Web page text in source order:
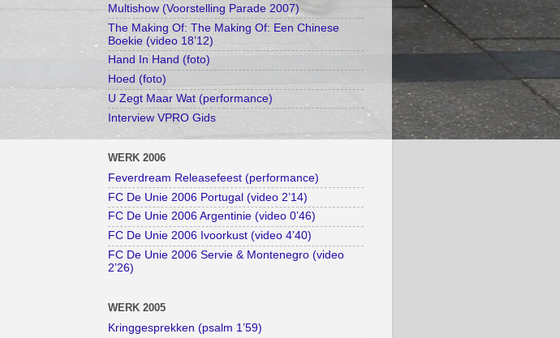
Multishow (Voorstelling Parade 2007)
The Making Of: The Making Of: Een Chinese
Boekie (video 18’12)
Hand In Hand (foto)
Hoed (foto)
U Zegt Maar Wat (performance)
Interview VPRO Gids
WERK 2006
Feverdream Releasefeest (performance)
FC De Unie 2006 Portugal (video 2’14)
FC De Unie 2006 Argentinie (video 0’46)
FC De Unie 2006 Ivoorkust (video 4’40)
FC De Unie 2006 Servie & Montenegro (video
2’26)
WERK 2005
Kringgesprekken (psalm 1’59)